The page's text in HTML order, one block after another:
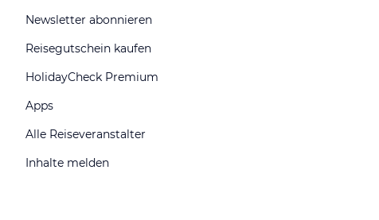
Newsletter abonnieren
Reisegutschein kaufen
HolidayCheck Premium
Apps
Alle Reiseveranstalter
Inhalte melden